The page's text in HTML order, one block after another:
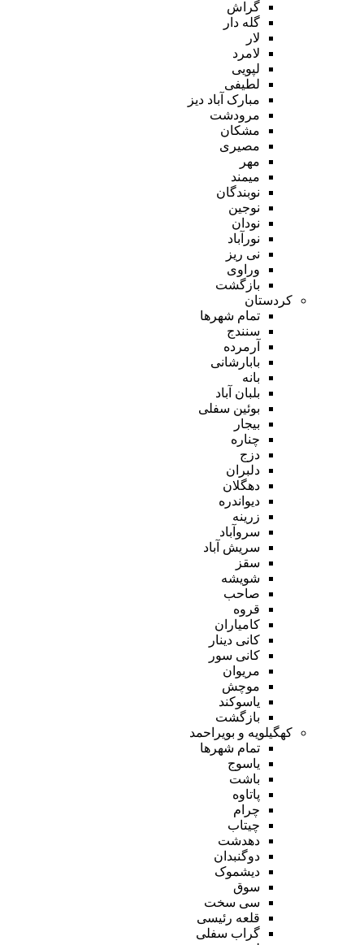
گراش
گله دار
لار
لامرد
لپویی
لطیفی
مبارک آباد دیز
مرودشت
مشکان
مصیری
مهر
میمند
نوبندگان
نوجین
نودان
نورآباد
نی ریز
وراوی
بازگشت
کردستان
تمام شهر‌ها
سنندج
آرمرده
بابارشانی
بانه
بلبان آباد
بوئین سفلی
بیجار
چناره
دزج
دلبران
دهگلان
دیواندره
زرینه
سروآباد
سریش آباد
سقز
شویشه
صاحب
قروه
کامیاران
کانی دینار
کانی سور
مریوان
موچش
یاسوکند
بازگشت
کهگیلویه و بویراحمد
تمام شهر‌ها
یاسوج
باشت
پاتاوه
چرام
چیتاب
دهدشت
دوگنبدان
دیشموک
سوق
سی سخت
قلعه رئیسی
گراب سفلی